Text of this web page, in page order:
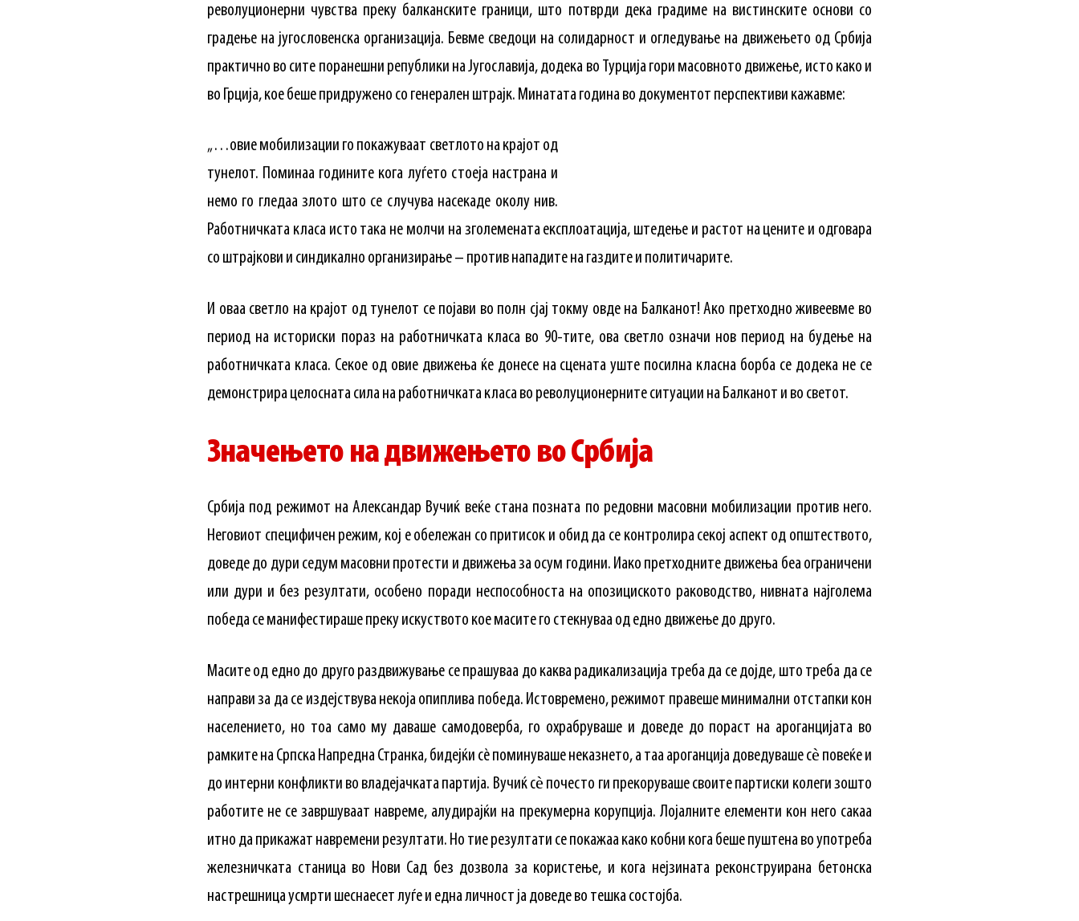
револуционерни чувства преку балканските граници, што потврди дека градиме на вистинските основи со
градење на југословенска организација. Бевме сведоци на солидарност и огледување на движењето од Србија
практично во сите поранешни републики на Југославија, додека во Турција гори масовното движење, исто како и
во Грција, кое беше придружено со генерален штрајк. Минатата година во документот перспективи кажавме:
„…овие мобилизации го покажуваат светлото на крајот од
тунелот. Поминаа годините кога луѓето стоеја настрана и
немо го гледаа злото што се случува насекаде околу нив.
Работничката класа исто така не молчи на зголемената експлоатација, штедење и растот на цените и одговара
со штрајкови и синдикално организирање – против нападите на газдите и политичарите.
И оваа светло на крајот од тунелот се појави во полн сјај токму овде на Балканот! Ако претходно живеевме во
период на историски пораз на работничката класа во 90-тите, ова светло означи нов период на будење на
работничката класа. Секое од овие движења ќе донесе на сцената уште посилна класна борба се додека не се
демонстрира целосната сила на работничката класа во револуционерните ситуации на Балканот и во светот.
Значењето на движењето во Србија
Србија под режимот на Александар Вучиќ веќе стана позната по редовни масовни мобилизации против него.
Неговиот специфичен режим, кој е обележан со притисок и обид да се контролира секој аспект од општеството,
доведе до дури седум масовни протести и движења за осум години. Иако претходните движења беа ограничени
или дури и без резултати, особено поради неспособноста на опозициското раководство, нивната најголема
победа се манифестираше преку искуството кое масите го стекнуваа од едно движење до друго.
Масите од едно до друго раздвижување се прашуваа до каква радикализација треба да се дојде, што треба да се
направи за да се издејствува некоја опиплива победа. Истовремено, режимот правеше минимални отстапки кон
населението, но тоа само му даваше самодоверба, го охрабруваше и доведе до пораст на ароганцијата во
рамките на Српска Напредна Странка, бидејќи сè поминуваше неказнето, а таа ароганција доведуваше сѐ повеќе и
до интерни конфликти во владејачката партија. Вучиќ сѐ почесто ги прекоруваше своите партиски колеги зошто
работите не се завршуваат навреме, алудирајќи на прекумерна корупција. Лојалните елементи кон него сакаа
итно да прикажат навремени резултати. Но тие резултати се покажаа како кобни кога беше пуштена во употреба
железничката станица во Нови Сад без дозвола за користење, и кога нејзината реконструирана бетонска
настрешница усмрти шеснаесет луѓе и една личност ја доведе во тешка состојба.